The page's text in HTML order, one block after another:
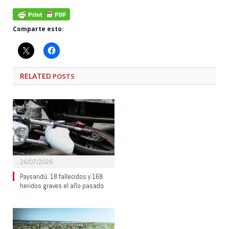
Comparte esto:
RELATED POSTS
26/07/2026
Paysandú: 18 fallecidos y 168
heridos graves el año pasado